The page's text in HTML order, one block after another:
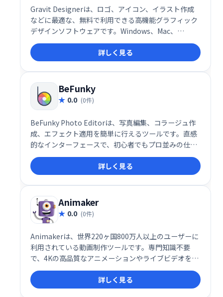
Gravit Designerは、ロゴ、アイコン、イラスト作成
などに最適な、無料で利用できる高機能グラフィック
デザインソフトウェアです。Windows、Mac、
Linux、オンラインと、様々なプラットフォームに対
応。強力なツールで、プロフェッショナルなデザイン
を簡単に作成できます。オフラインでもオンラインで
も利用可能です。
詳しく見る
BeFunky
0.0 (0件)
BeFunky Photo Editorは、写真編集、コラージュ作
成、エフェクト適用を簡単に行えるツールです。直感
的なインターフェースで、初心者でもプロ並みの仕上
がりを実現できます。コラージュメーカーも搭載し、
様々な写真編集ニーズに対応します。手軽に魅力的な
写真やコラージュを作成したい方におすすめです。
詳しく見る
Animaker
0.0 (0件)
Animakerは、世界220ヶ国800万人以上のユーザーに
利用されている動画制作ツールです。専門知識不要
で、4Kの高品質なアニメーションやライブビデオを簡
単に作成できます。オンボーディング、マーケティン
グ、ブランディングなど、様々な用途に対応し、数分
でプロフェッショナルな動画制作を実現。
詳しく見る